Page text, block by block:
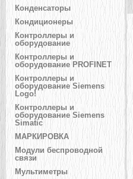
Конденсаторы
Кондиционеры
Контроллеры и
оборудование
Контроллеры и
оборудование PROFINET
Контроллеры и
оборудование Siemens
Logo!
Контроллеры и
оборудование Siemens
Simatic
МАРКИРОВКА
Модули беспроводной
связи
Мультиметры